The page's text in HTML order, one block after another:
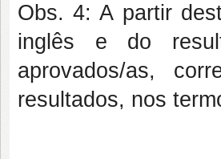
Obs. 4: A partir
inglês e do
aprovados/as,
resultados, nos